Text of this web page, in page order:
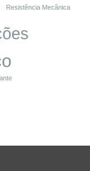
Resistência Mecânica